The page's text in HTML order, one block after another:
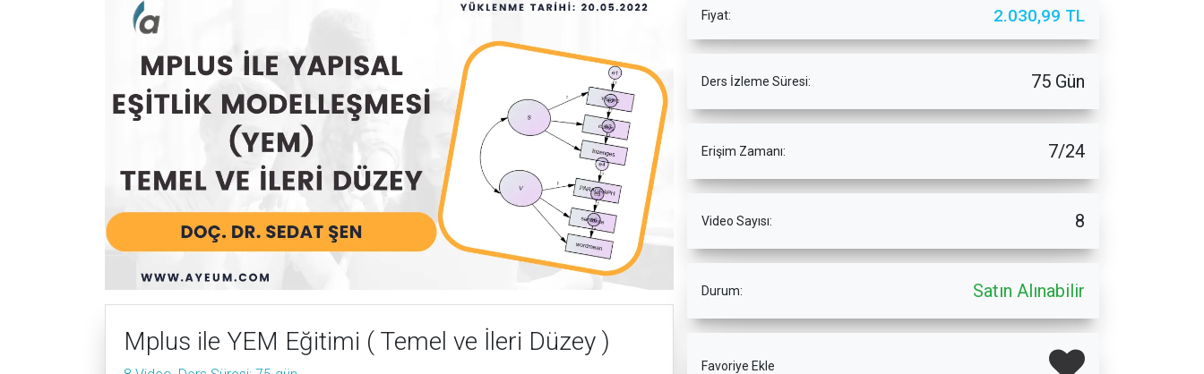
Mplus ile YEM Eğitimi ( Temel ve İleri Düzey )
Fiyat: 2.030,99 TL
Ders İzleme Süresi: 75 Gün
Erişim Zamanı: 7/24
Video Sayısı: 8
Durum: Satın Alınabilir
Favoriye Ekle